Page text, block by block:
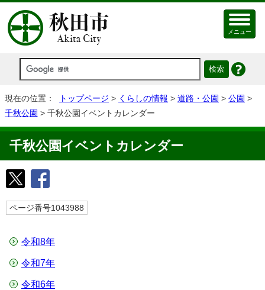
メニュー
現在の位置： トップページ > くらしの情報 > 道路・公園 > 公園 >
千秋公園 > 千秋公園イベントカレンダー
千秋公園イベントカレンダー
ページ番号1043988
令和8年
令和7年
令和6年